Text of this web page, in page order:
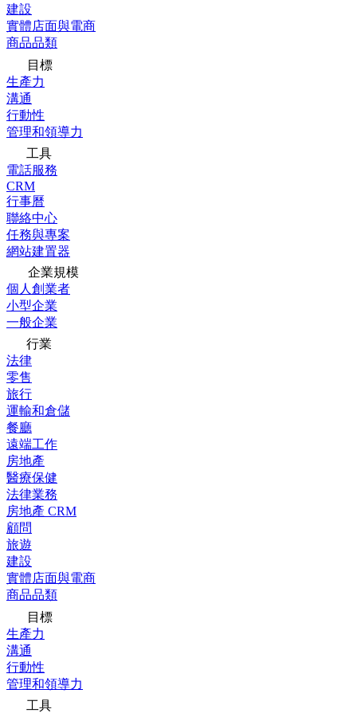
建設
實體店面與電商
商品品類
目標
生產力
溝通
行動性
管理和領導力
工具
電話服務
CRM
行事曆
聯絡中心
任務與專案
網站建置器
企業規模
個人創業者
小型企業
一般企業
行業
法律
零售
旅行
運輸和倉儲
餐廳
遠端工作
房地產
醫療保健
法律業務
房地產 CRM
顧問
旅遊
建設
實體店面與電商
商品品類
目標
生產力
溝通
行動性
管理和領導力
工具